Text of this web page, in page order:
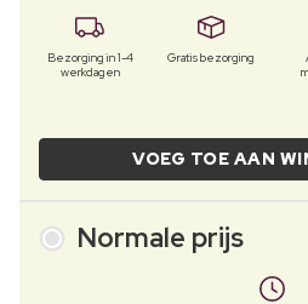
Bezorging in 1-4
werkdagen
Gratis bezorging
VOEG TOE AAN
Normale prijs